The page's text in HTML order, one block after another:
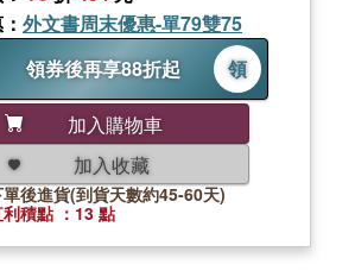
： 外文書周末優惠-單79雙75
領券後再享88折起
領
加入購物車
加入收藏
後進貨(到貨天數約45-60天)
積點 ：13 點